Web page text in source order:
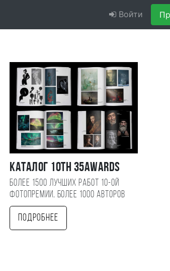
Войти
Каталог 10TH 35AWARDS
Более 1500 лучших работ 10-ой
фотопремии, более 1000 авторов
Подробнее